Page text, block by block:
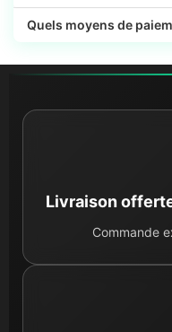
Quels moyens de
Livraison
Commande